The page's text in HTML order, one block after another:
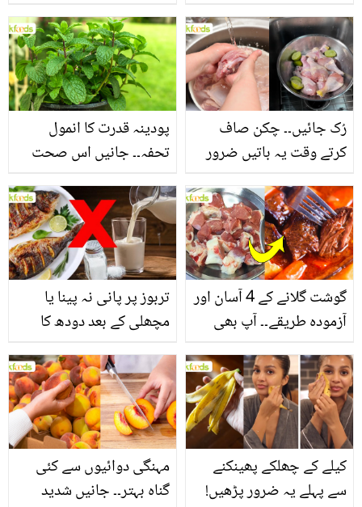
منرلز اور اینٹی آکسیڈنٹس
سے بھرپور اس سبزی کے
فائدے
بنانے کے چند قدرتی طریقے
پودینہ قدرت کا انمول
تحفہ۔۔ جانیں اس صحت
انگیز طبی فوائد
رُک جائیں۔۔ چکن صاف
کرتے وقت یہ باتیں ضرور
تربوز پر پانی نہ پینا یا
مچھلی کے بعد دودھ کا
سے متعلق غلط فہمیوں کی
حقیقت کیا ہے اور افواہ
کیا؟
گوشت گلانے کے 4 آسان اور
آزمودہ طریقے۔۔ آپ بھی
بتائے راز
مہنگی دوائیوں سے کئی
گناہ بہتر۔۔ جانیں شدید
کیلے کے چھلکے پھینکنے
سے پہلے یہ ضرور پڑھیں!